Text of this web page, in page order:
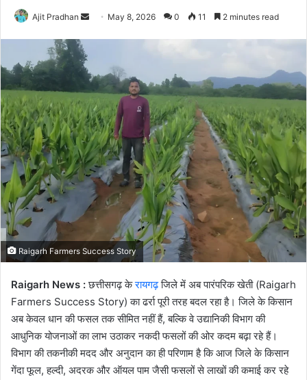
Ajit Pradhan
Send May 8, 2026 0 11 2 minutes read
Raigarh Farmers Success Story
Raigarh News :छत्तीसगढ़ केरायगढ़जिले में अब पारंपरिक खेती (Raigarh
Farmers Success Story) का ढर्रा पूरी तरह बदल रहा है। जिले के किसान
अब केवल धान की फसल तक सीमित नहीं हैं, बल्कि वे उद्यानिकी विभाग की
आधुनिक योजनाओं का लाभ उठाकर नकदी फसलों की ओर कदम बढ़ा रहे हैं।
विभाग की तकनीकी मदद और अनुदान का ही परिणाम है कि आज जिले के किसान
गेंदा फूल, हल्दी, अदरक और ऑयल पाम जैसी फसलों से लाखों की कमाई कर रहे